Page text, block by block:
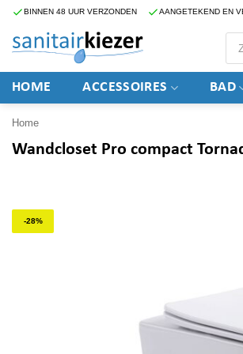
Ga
inhoud
BINNEN 48 UUR VERZONDEN AANGETEKEND EN
HOME ACCESSOIRES BAD
Home
Wandcloset Pro compact
-28%